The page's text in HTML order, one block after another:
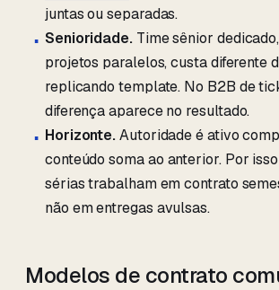
juntas ou separadas.
Senioridade.Time sênior
projetos paralelos, custa diferente
replicando template. No B2B de
diferença aparece no resultado.
Horizonte.Autoridade é ativo
conteúdo soma ao anterior. Por
sérias trabalham em contrato
não em entregas avulsas.
Modelos de contrato